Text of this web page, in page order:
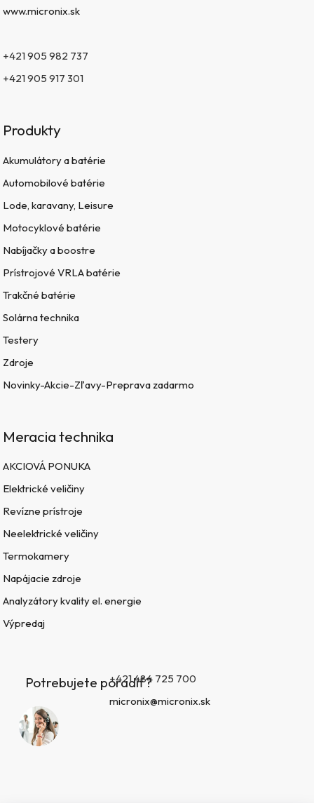
www.micronix.sk
+421 905 982 737
+421 905 917 301
Produkty
Akumulátory a batérie
Automobilové batérie
Lode, karavany, Leisure
Motocyklové batérie
Nabíjačky a boostre
Prístrojové VRLA batérie
Trakčné batérie
Solárna technika
Testery
Zdroje
Novinky-Akcie-Zľavy-Preprava zadarmo
Meracia technika
AKCIOVÁ PONUKA
Elektrické veličiny
Revízne prístroje
Neelektrické veličiny
Termokamery
Napájacie zdroje
Analyzátory kvality el. energie
Výpredaj
Potrebujete poradiť?+421 484 725 700
micronix@micronix.sk